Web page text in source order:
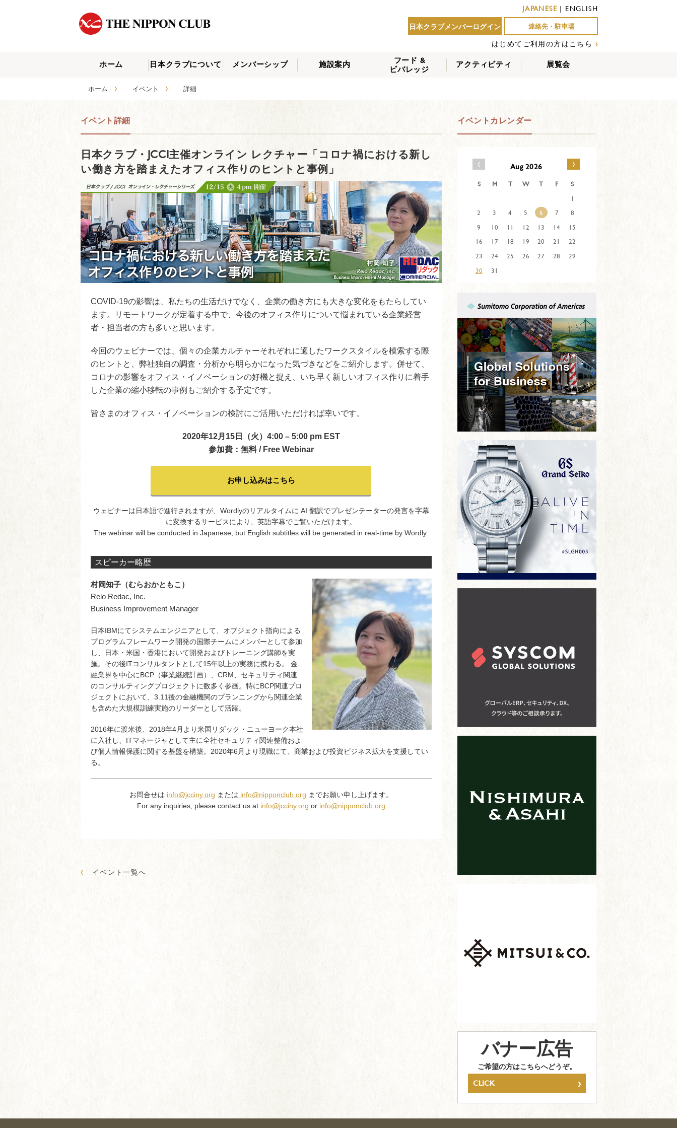
JAPANESE| ENGLISH
日本クラブメンバーログイン
連絡先・駐車場
はじめてご利用の方はこちら ›
ホーム
日本クラブについて メンバーシップ 施設案内
フード &
ビバレッジ
アクティビティ 展覧会
ホーム › イベント › 詳細
イベント詳細
日本クラブ・JCCI主催オンライン レクチャー「コロナ禍における新し
い働き方を踏まえたオフィス作りのヒントと事例」
COVID-19の影響は、私たちの生活だけでなく、企業の働き方にも大きな変化をもたらしてい
ます。リモートワークが定着する中で、今後のオフィス作りについて悩まれている企業経営
者・担当者の方も多いと思います。
今回のウェビナーでは、個々の企業カルチャーそれぞれに適したワークスタイルを模索する際
のヒントと、弊社独自の調査・分析から明らかになった気づきなどをご紹介します。併せて、
コロナの影響をオフィス・イノベーションの好機と捉え、いち早く新しいオフィス作りに着手
した企業の縮小移転の事例もご紹介する予定です。
皆さまのオフィス・イノベーションの検討にご活用いただければ幸いです。
2020年12月15日（火）4:00 – 5:00 pm EST
参加費：無料/ Free Webinar
お申し込みはこちら
ウェビナーは日本語で進行されますが、Wordlyのリアルタイムに AI 翻訳でプレゼンテーターの発言を字幕
に変換するサービスにより、英語字幕でご覧いただけます。
The webinar will be conducted in Japanese, but English subtitles will be generated in real-time by Wordly.
スピーカー略歴
村岡知子（むらおかともこ）
Relo Redac, Inc.
Business Improvement Manager
日本IBMにてシステムエンジニアとして、オブジェクト指向による
プログラムフレームワーク開発の国際チームにメンバーとして参加
し、日本・米国・香港において開発およびトレーニング講師を実
施。その後ITコンサルタントとして15年以上の実務に携わる。 金
融業界を中心にBCP（事業継続計画）、CRM、セキュリティ関連
のコンサルティングプロジェクトに数多く参画。特にBCP関連プロ
ジェクトにおいて、3.11後の金融機関のプランニングから関連企業
も含めた大規模訓練実施のリーダーとして活躍。
2016年に渡米後、2018年4月より米国リダック・ニューヨーク本社
に入社し、ITマネージャとして主に全社セキュリティ関連整備およ
び個人情報保護に関する基盤を構築。2020年6月より現職にて、商業および投資ビジネス拡大を支援してい
る。
お問合せは info@jcciny.org または info@nipponclub.org までお願い申し上げます。
For any inquiries, please contact us at info@jcciny.org or info@nipponclub.org
‹ イベント一覧へ
イベントカレンダー
‹ Aug 2026 ›
S M T W T F
S
1
2
3 4 5 6 7
8
9
10 11 12 13 14
15
16
17 18 19 20 21
22
23
24 25 26 27 28
29
30
31
バナー広告
ご希望の方はこちらへどうぞ。
CLICK ›